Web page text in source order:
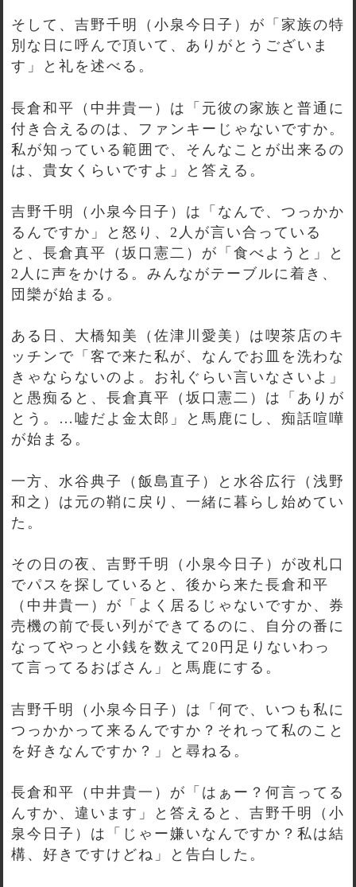
そして、吉野千明（小泉今日子）が「家族の特
別な日に呼んで頂いて、ありがとうございま
す」と礼を述べる。
長倉和平（中井貴一）は「元彼の家族と普通に
付き合えるのは、ファンキーじゃないですか。
私が知っている範囲で、そんなことが出来るの
は、貴女くらいですよ」と答える。
吉野千明（小泉今日子）は「なんで、つっかか
るんですか」と怒り、2人が言い合っている
と、長倉真平（坂口憲二）が「食べようと」と
2人に声をかける。みんながテーブルに着き、
団欒が始まる。
ある日、大橋知美（佐津川愛美）は喫茶店のキ
ッチンで「客で来た私が、なんでお皿を洗わな
きゃならないのよ。お礼ぐらい言いなさいよ」
と愚痴ると、長倉真平（坂口憲二）は「ありが
とう。…嘘だよ金太郎」と馬鹿にし、痴話喧嘩
が始まる。
一方、水谷典子（飯島直子）と水谷広行（浅野
和之）は元の鞘に戻り、一緒に暮らし始めてい
た。
その日の夜、吉野千明（小泉今日子）が改札口
でパスを探していると、後から来た長倉和平
（中井貴一）が「よく居るじゃないですか、券
売機の前で長い列ができてるのに、自分の番に
なってやっと小銭を数えて20円足りないわっ
て言ってるおばさん」と馬鹿にする。
吉野千明（小泉今日子）は「何で、いつも私に
つっかかって来るんですか？それって私のこと
を好きなんですか？」と尋ねる。
長倉和平（中井貴一）が「はぁー？何言ってる
んすか、違います」と答えると、吉野千明（小
泉今日子）は「じゃー嫌いなんですか？私は結
構、好きですけどね」と告白した。